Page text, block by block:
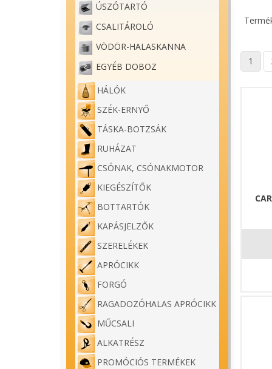
ÚSZÓTARTÓ
CSALITÁROLÓ
VÖDÖR-HALASKANNA
EGYÉB DOBOZ
HÁLÓK
SZÉK-ERNYŐ
TÁSKA-BOTZSÁK
RUHÁZAT
CSÓNAK, CSÓNAKMOTOR
KIEGÉSZÍTŐK
BOTTARTÓK
KAPÁSJELZŐK
SZERELÉKEK
APRÓCIKK
FORGÓ
RAGADOZÓHALAS APRÓCIKK
MŰCSALI
ALKATRÉSZ
PROMÓCIÓS TERMÉKEK
1